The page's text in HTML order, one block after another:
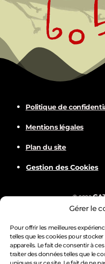
Gérer le
Pour offrir les meilleures
telles que les cookies pour
appareils. Le fait de consentir à
traiter des données telles que le
Politique de
Mentions légales
Plan du site
Gestion des Cookies
©2022